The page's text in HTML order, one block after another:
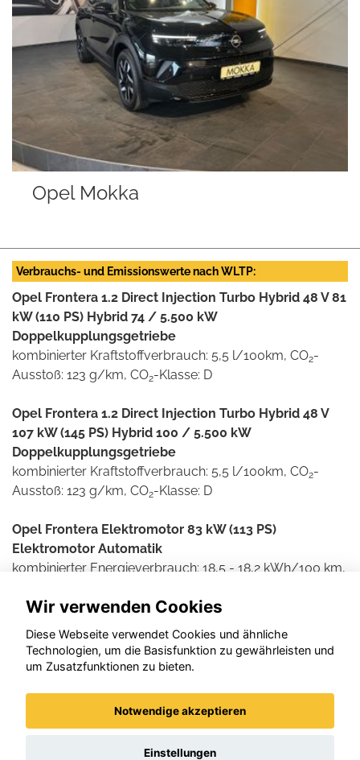
Opel Mokka
Verbrauchs- und Emissionswerte nach WLTP:
Opel Frontera 1.2 Direct Injection Turbo Hybrid 48 V 81
kW (110 PS) Hybrid 74 / 5.500 kW
Doppelkupplungsgetriebe
kombinierter Kraftstoffverbrauch: 5,5 l/100km, CO2-
Ausstoß: 123 g/km, CO2-Klasse: D
Opel Frontera 1.2 Direct Injection Turbo Hybrid 48 V
107 kW (145 PS) Hybrid 100 / 5.500 kW
Doppelkupplungsgetriebe
kombinierter Kraftstoffverbrauch: 5,5 l/100km, CO2-
Ausstoß: 123 g/km, CO2-Klasse: D
Opel Frontera Elektromotor 83 kW (113 PS)
Elektromotor Automatik
kombinierter Energieverbrauch: 18,5 - 18,2 kWh/100 km,
Weitere Informationen zum offiziellen Kraftstoff- und
Stromverbrauch und den offiziellen spezifischen CO2-
Emissionen neuer Personenkraftwagen können dem
Emissionen neuer Personenkraftwagen' entnommen
werden, der an allen Verkaufsstellen und bei der DAT
Wir verwenden Cookies
Diese Webseite verwendet Cookies und ähnliche
Technologien, um die Basisfunktion zu gewährleisten und
um Zusatzfunktionen zu bieten.
Notwendige akzeptieren
Einstellungen